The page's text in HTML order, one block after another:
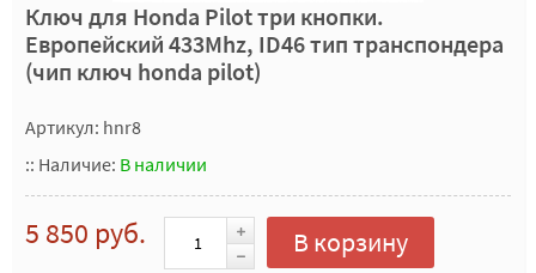
Ключ для Honda Pilot три кнопки.
Европейский 433Mhz, ID46 тип транспондера
(чип ключ honda pilot)
Артикул: hnr8
:: Наличие: В наличии
5 850 руб. В корзину